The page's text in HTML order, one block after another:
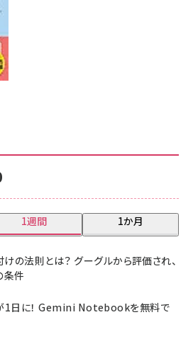
1週間 1か月
の法則とは？ グーグルから評価され、
条件
1日に！ Gemini Notebookを無料で